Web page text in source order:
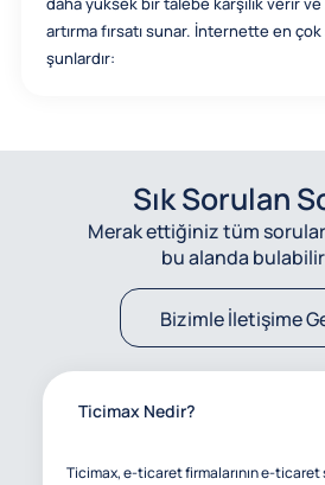
artırma fırsatı sunar. İnternette en
şunlardır:
Sık Sorulan
Merak ettiğiniz tüm
bu alanda
Bizimle İletişime
Ticimax Nedir?
Ticimax, e-ticaret firmalarının e-ticaret